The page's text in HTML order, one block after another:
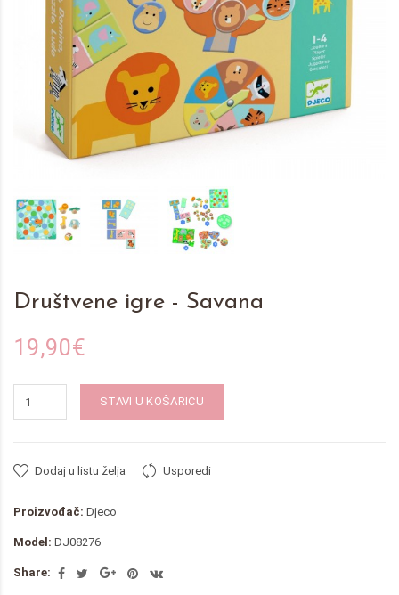
Društvene igre - Savana
19,90€
STAVI U KOŠARICU
Dodaj u listu želja Usporedi
Proizvođač: Djeco
Model: DJ08276
Share: